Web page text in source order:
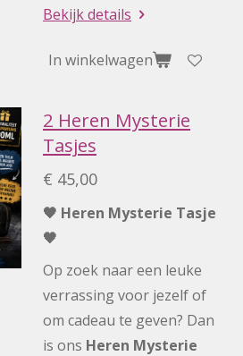
Bekijk details
In winkelwagen
2 Heren Mysterie
Tasjes
€ 45,00
🖤 Heren Mysterie Tasje
🖤
Op zoek naar een leuke
verrassing voor jezelf of
om cadeau te geven? Dan
is ons Heren Mysterie